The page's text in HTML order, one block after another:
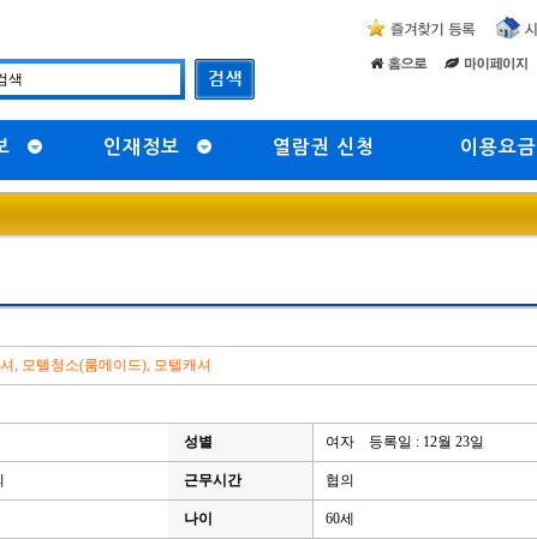
인재정보 열람권 신청 이용요금
, 모텔청소(룸메이드), 모텔캐셔
성별 여자 등록일 : 12월 23일
근무시간 협의
나이 60세